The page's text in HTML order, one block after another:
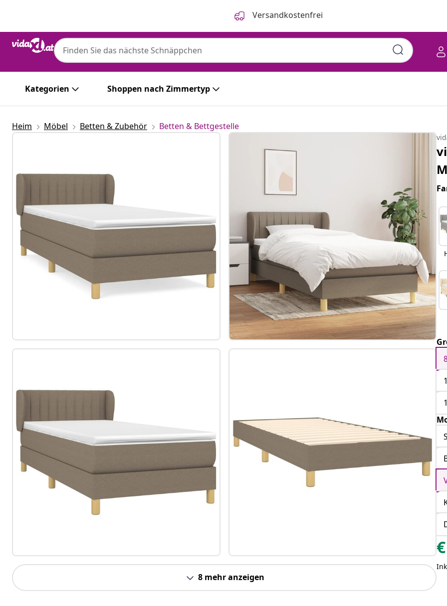
Versandkostenfrei
Kategorien Shoppen nach Zimmertyp
Heim Möbel Betten & Zubehör Betten & Bettgestelle
8 mehr anzeigen
€